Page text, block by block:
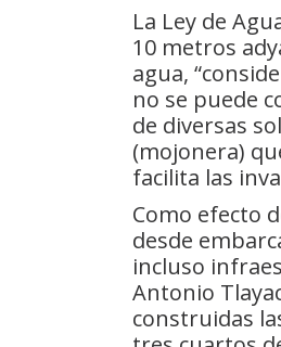
La Ley de
10 metros
agua,
no se puede
de diversas
(mojonera)
facilita las
Como efecto
desde
incluso
Antonio
construidas